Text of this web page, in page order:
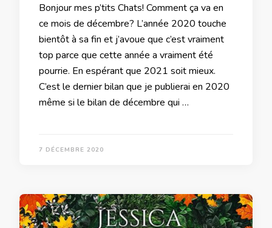
Bonjour mes p’tits Chats! Comment ça va en
ce mois de décembre? L’année 2020 touche
bientôt à sa fin et j’avoue que c’est vraiment
top parce que cette année a vraiment été
pourrie. En espérant que 2021 soit mieux.
C’est le dernier bilan que je publierai en 2020
même si le bilan de décembre qui …
7 DÉCEMBRE 2020